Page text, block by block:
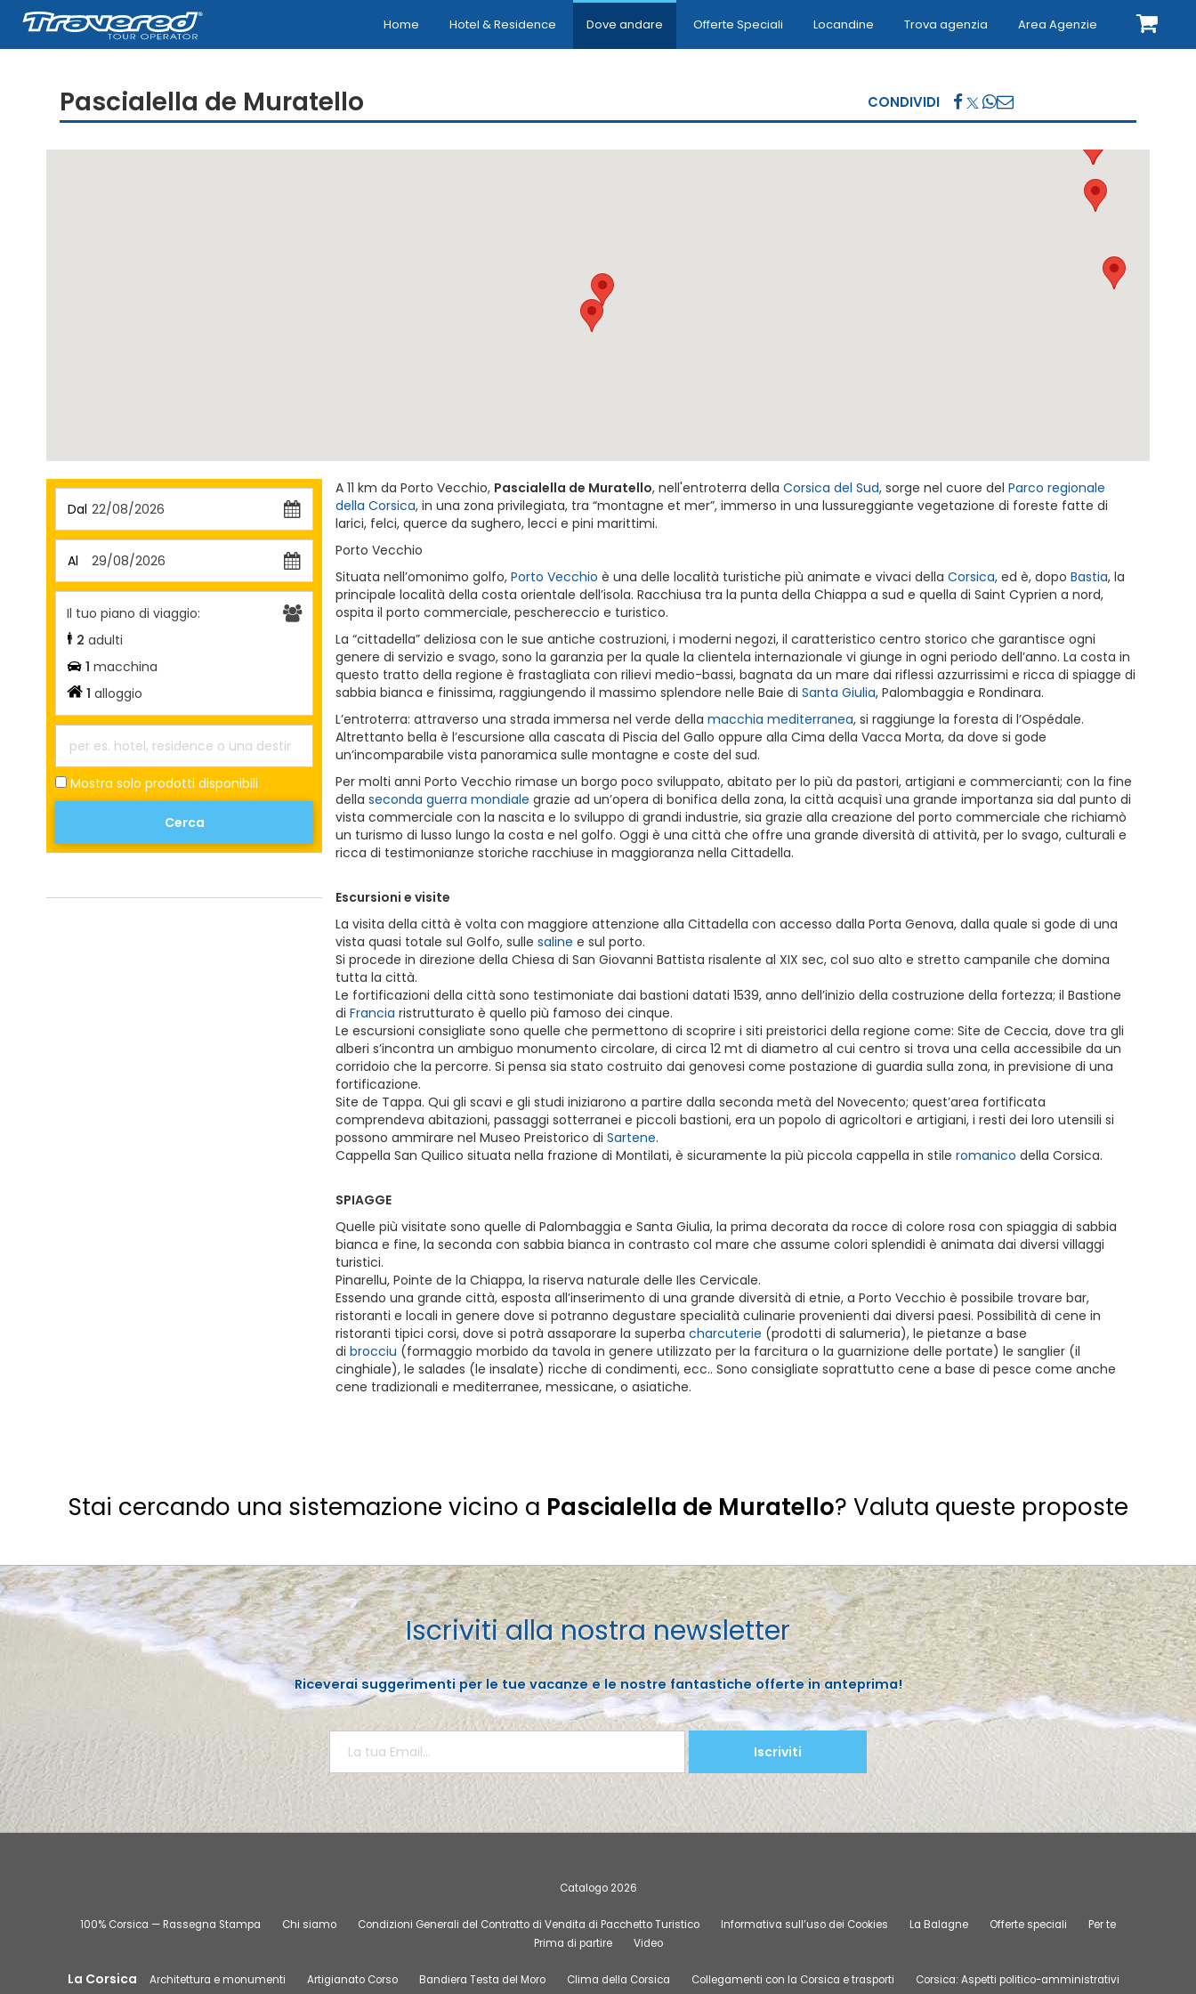
Home Hotel & Residence Dove andare Offerte Speciali Locandine Trova agenzia Area Agenzie
Pascialella de Muratello CONDIVIDI
Dal 22/08/2026
Al 29/08/2026
Il tuo piano di viaggio:
2 adulti
1 macchina
1 alloggio
Mostra solo prodotti disponibili
Cerca
A 11 km da Porto Vecchio, Pascialella de Muratello, nell'entroterra della Corsica del Sud, sorge nel cuore del Parco regionale
della Corsica, in una zona privilegiata, tra “montagne et mer”, immerso in una lussureggiante vegetazione di foreste fatte di
larici, felci, querce da sughero, lecci e pini marittimi.
Porto Vecchio
Situata nell’omonimo golfo, Porto Vecchio è una delle località turistiche più animate e vivaci della Corsica, ed è, dopo Bastia, la
principale località della costa orientale dell’isola. Racchiusa tra la punta della Chiappa a sud e quella di Saint Cyprien a nord,
ospita il porto commerciale, peschereccio e turistico.
La “cittadella” deliziosa con le sue antiche costruzioni, i moderni negozi, il caratteristico centro storico che garantisce ogni
genere di servizio e svago, sono la garanzia per la quale la clientela internazionale vi giunge in ogni periodo dell’anno. La costa in
questo tratto della regione è frastagliata con rilievi medio-bassi, bagnata da un mare dai riflessi azzurrissimi e ricca di spiagge di
sabbia bianca e finissima, raggiungendo il massimo splendore nelle Baie di Santa Giulia, Palombaggia e Rondinara.
L’entroterra: attraverso una strada immersa nel verde della macchia mediterranea, si raggiunge la foresta di l’Ospédale.
Altrettanto bella è l’escursione alla cascata di Piscia del Gallo oppure alla Cima della Vacca Morta, da dove si gode
un’incomparabile vista panoramica sulle montagne e coste del sud.
Per molti anni Porto Vecchio rimase un borgo poco sviluppato, abitato per lo più da pastori, artigiani e commercianti; con la fine
della seconda guerra mondiale grazie ad un’opera di bonifica della zona, la città acquisì una grande importanza sia dal punto di
vista commerciale con la nascita e lo sviluppo di grandi industrie, sia grazie alla creazione del porto commerciale che richiamò
un turismo di lusso lungo la costa e nel golfo. Oggi è una città che offre una grande diversità di attività, per lo svago, culturali e
ricca di testimonianze storiche racchiuse in maggioranza nella Cittadella.
Escursioni e visite
La visita della città è volta con maggiore attenzione alla Cittadella con accesso dalla Porta Genova, dalla quale si gode di una
vista quasi totale sul Golfo, sulle saline e sul porto.
Si procede in direzione della Chiesa di San Giovanni Battista risalente al XIX sec, col suo alto e stretto campanile che domina
tutta la città.
Le fortificazioni della città sono testimoniate dai bastioni datati 1539, anno dell’inizio della costruzione della fortezza; il Bastione
di Francia ristrutturato è quello più famoso dei cinque.
Le escursioni consigliate sono quelle che permettono di scoprire i siti preistorici della regione come: Site de Ceccia, dove tra gli
alberi s’incontra un ambiguo monumento circolare, di circa 12 mt di diametro al cui centro si trova una cella accessibile da un
corridoio che la percorre. Si pensa sia stato costruito dai genovesi come postazione di guardia sulla zona, in previsione di una
fortificazione.
Site de Tappa. Qui gli scavi e gli studi iniziarono a partire dalla seconda metà del Novecento; quest’area fortificata
comprendeva abitazioni, passaggi sotterranei e piccoli bastioni, era un popolo di agricoltori e artigiani, i resti dei loro utensili si
possono ammirare nel Museo Preistorico di Sartene.
Cappella San Quilico situata nella frazione di Montilati, è sicuramente la più piccola cappella in stile romanico della Corsica.
SPIAGGE
Quelle più visitate sono quelle di Palombaggia e Santa Giulia, la prima decorata da rocce di colore rosa con spiaggia di sabbia
bianca e fine, la seconda con sabbia bianca in contrasto col mare che assume colori splendidi è animata dai diversi villaggi
turistici.
Pinarellu, Pointe de la Chiappa, la riserva naturale delle Iles Cervicale.
Essendo una grande città, esposta all’inserimento di una grande diversità di etnie, a Porto Vecchio è possibile trovare bar,
ristoranti e locali in genere dove si potranno degustare specialità culinarie provenienti dai diversi paesi. Possibilità di cene in
ristoranti tipici corsi, dove si potrà assaporare la superba charcuterie (prodotti di salumeria), le pietanze a base
di brocciu (formaggio morbido da tavola in genere utilizzato per la farcitura o la guarnizione delle portate) le sanglier (il
cinghiale), le salades (le insalate) ricche di condimenti, ecc.. Sono consigliate soprattutto cene a base di pesce come anche
cene tradizionali e mediterranee, messicane, o asiatiche.
Stai cercando una sistemazione vicino a Pascialella de Muratello? Valuta queste proposte
Iscriviti alla nostra newsletter
Riceverai suggerimenti per le tue vacanze e le nostre fantastiche offerte in anteprima!
Iscriviti
Catalogo 2026
100% Corsica — Rassegna Stampa Chi siamo Condizioni Generali del Contratto di Vendita di Pacchetto Turistico Informativa sull’uso dei Cookies La Balagne Offerte speciali
Per te
Prima di partire
Video
La Corsica Architettura e monumenti Artigianato Corso Bandiera Testa del Moro Clima della Corsica Collegamenti con la Corsica e trasporti
Corsica: Aspetti politico-amministrativi